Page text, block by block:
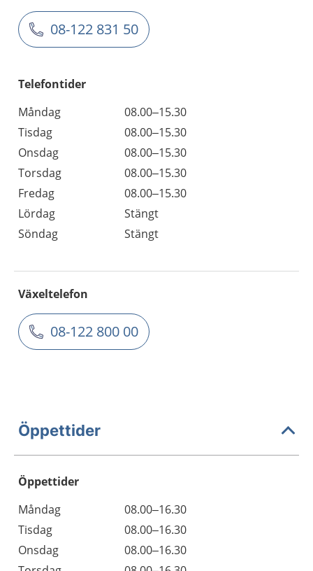
08-122 831 50
Telefontider
Måndag
08.00–15.30
Tisdag
08.00–15.30
Onsdag
08.00–15.30
Torsdag
08.00–15.30
Fredag
08.00–15.30
Lördag
Stängt
Söndag
Stängt
Växeltelefon
08-122 800 00
Öppettider
Öppettider
Dag
Öppettider
Kommentarer
Måndag
08.00–16.30
Tisdag
08.00–16.30
Onsdag
08.00–16.30